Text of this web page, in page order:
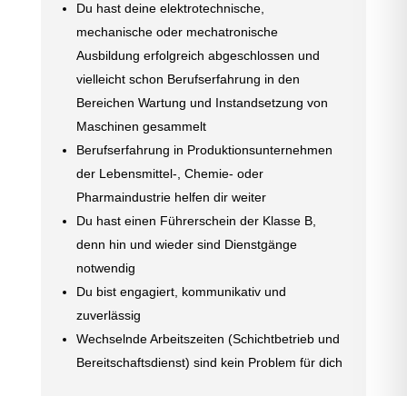
Du hast deine elektrotechnische,
mechanische oder mechatronische
Ausbildung erfolgreich abgeschlossen und
vielleicht schon Berufserfahrung in den
Bereichen Wartung und Instandsetzung von
Maschinen gesammelt
Berufserfahrung in Produktionsunternehmen
der Lebensmittel-, Chemie- oder
Pharmaindustrie helfen dir weiter
Du hast einen Führerschein der Klasse B,
denn hin und wieder sind Dienstgänge
notwendig
Du bist engagiert, kommunikativ und
zuverlässig
Wechselnde Arbeitszeiten (Schichtbetrieb und
Bereitschaftsdienst) sind kein Problem für dich